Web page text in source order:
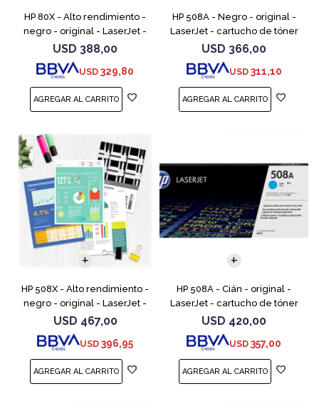
HP 80X - Alto rendimiento -
negro - original - LaserJet -
cartucho de tóner (CF280X) -
para LaserJet Pro 400 M401,
MFP M425
USD 388,00
USD 329,80
HP 508A - Negro - original -
LaserJet - cartucho de tóner
(CF360A) - para Color
LaserJet Enterprise MFP M577;
LaserJet Enterpris
USD 366,00
USD 311,10
HP 508X - Alto rendimiento -
negro - original - LaserJet -
cartucho de tóner (CF360X) -
para Color LaserJet
Enterprise MFP M577;
USD 467,00
USD 396,95
HP 508A - Cián - original -
LaserJet - cartucho de tóner
(CF361A) - para Color
LaserJet Enterprise MFP M577;
LaserJet Enterprise
USD 420,00
USD 357,00